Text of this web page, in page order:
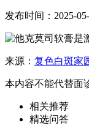
发布时间：2025-
来源： 复色白斑家
本内容不能代替面
相关推荐
精选问答